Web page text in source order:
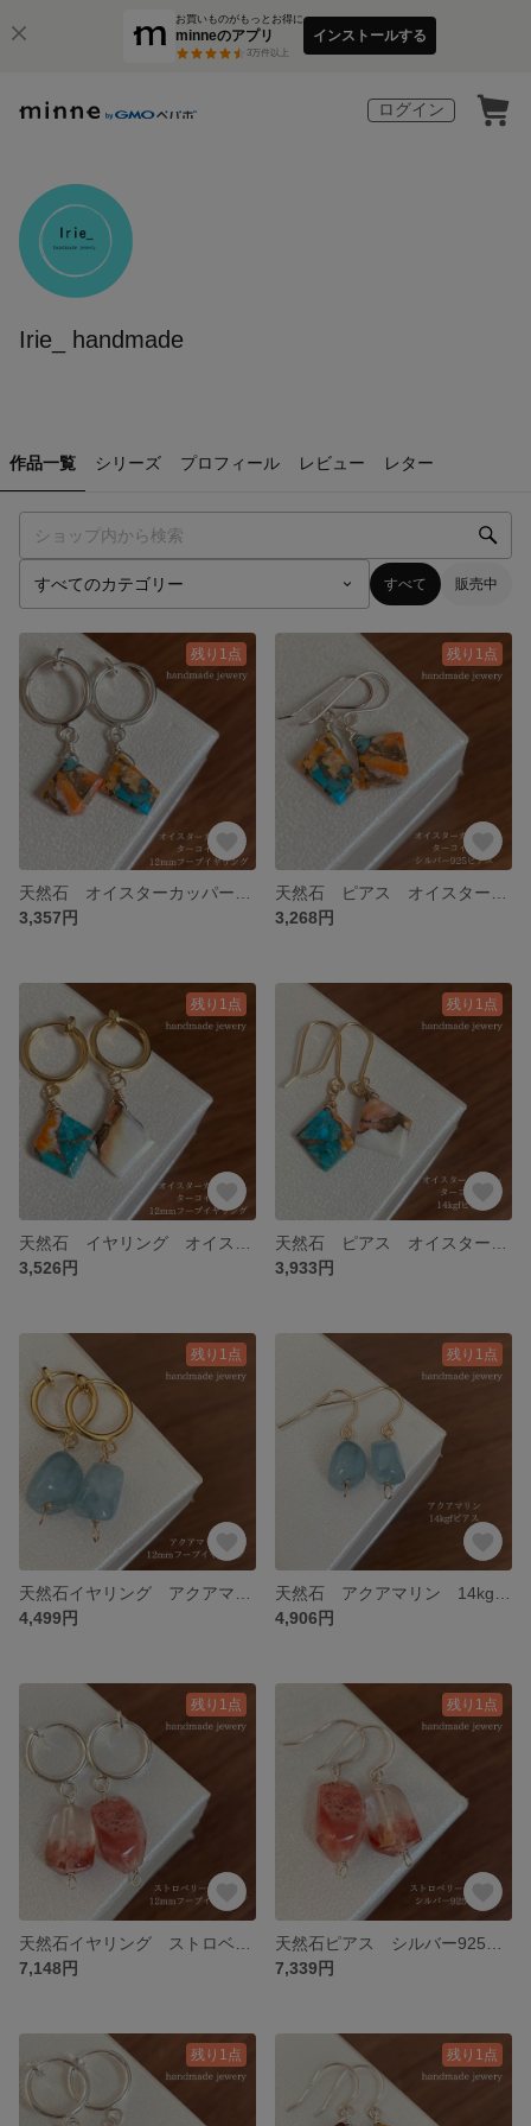
お買いものがもっとお得に
minneのアプリ
3万件以上
インストールする
ログイン
Irie_ handmade
作品一覧 シリーズ プロフィール レビュー レター
すべて 販売中
残り1点
3,357円
残り1点
3,268円
残り1点
3,526円
残り1点
3,933円
残り1点
4,499円
残り1点
4,906円
残り1点
7,148円
残り1点
7,339円
残り1点 残り1点